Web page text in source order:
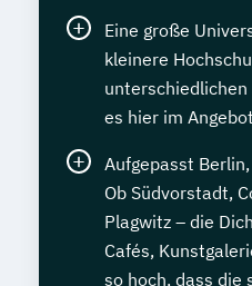
Eine große
kleinere
es hier im Angebot
Aufgepasst
Ob Südvorstadt,
Plagwitz – die
Cafés,
so hoch, dass die